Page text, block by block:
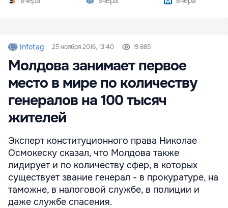
Infotag 25 ноября 2016, 13:40 19 885
Молдова занимает первое
место в мире по количеству
генералов на 100 тысяч
жителей
Эксперт конституционного права Николае
Осмокеску сказал, что Молдова также
лидирует и по количеству сфер, в которых
существует звание генерал - в прокуратуре, на
таможне, в налоговой службе, в полиции и
даже службе спасения.